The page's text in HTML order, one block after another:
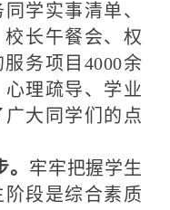
学实事清单、
长午餐会、权
务项目4000余
理疏导、学业
大同学们的点
牢牢把握学生
段是综合素质